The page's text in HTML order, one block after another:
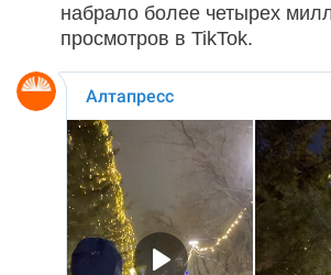
набрало более четырех
просмотров в TikTok.